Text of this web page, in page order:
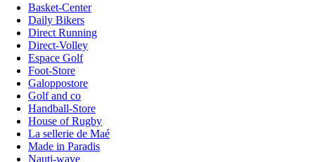
Basket-Center
Daily Bikers
Direct Running
Direct-Volley
Espace Golf
Foot-Store
Galoppostore
Golf and co
Handball-Store
House of Rugby
La sellerie de Maé
Made in Paradis
Nauti-wave